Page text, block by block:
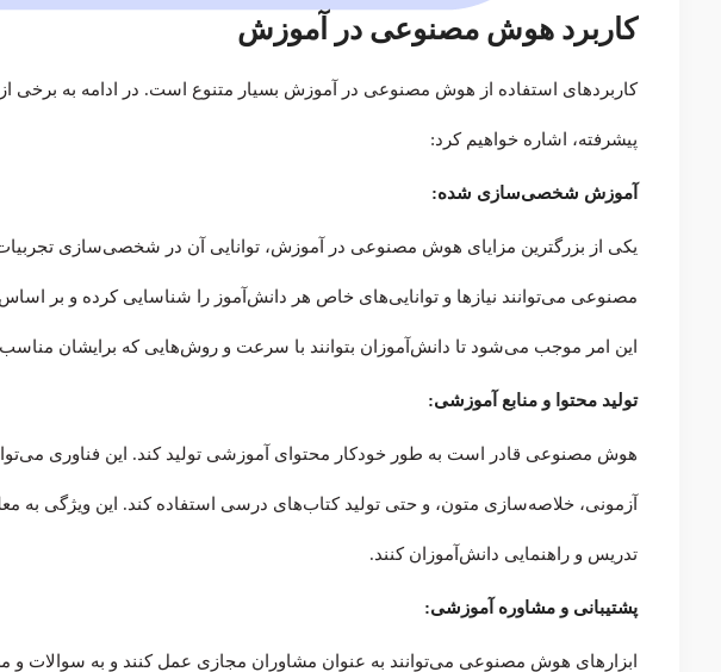
کاربرد هوش مصنوعی در آموزش
کاربردهای استفاده از هوش مصنوعی در آموزش بسیار متنوع است. در ادامه به برخی از
پیشرفته، اشاره خواهیم کرد:
آموزش شخصی‌سازی شده:
یکی از بزرگترین مزایای هوش مصنوعی در آموزش، توانایی آن در شخصی‌سازی
مصنوعی می‌توانند نیازها و توانایی‌های خاص هر دانش‌آموز را شناسایی کرده و بر
این امر موجب می‌شود تا دانش‌آموزان بتوانند با سرعت و روش‌هایی که برایشان مناسب
تولید محتوا و منابع آموزشی:
هوش مصنوعی قادر است به طور خودکار محتوای آموزشی تولید کند. این فناوری
آزمونی، خلاصه‌سازی متون، و حتی تولید کتاب‌های درسی استفاده کند. این ویژگی به
تدریس و راهنمایی دانش‌آموزان کنند.
پشتیبانی و مشاوره آموزشی:
ابزارهای هوش مصنوعی می‌توانند به عنوان مشاوران مجازی عمل کنند و به سوالات و